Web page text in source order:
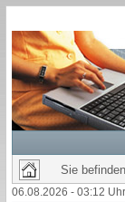
Sie
06.08.2026 - 03:12 Uhr